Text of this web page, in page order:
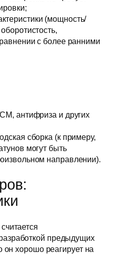
(мощность/
с более ранними
антифриза и других
сборка (к примеру,
могут быть
направлении).
предыдущих
он хорошо реагирует на